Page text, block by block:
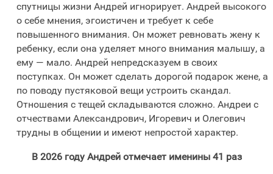
спутницы жизни Андрей игнорирует. Андрей высокого
о себе мнения, эгоистичен и требует к себе
повышенного внимания. Он может ревновать жену к
ребенку, если она уделяет много внимания малышу, а
ему — мало. Андрей непредсказуем в своих
поступках. Он может сделать дорогой подарок жене, а
по поводу пустяковой вещи устроить скандал.
Отношения с тещей складываются сложно. Андреи с
отчествами Александрович, Игоревич и Олегович
трудны в общении и имеют непростой характер.
В 2026 году Андрей отмечает именины 41 раз